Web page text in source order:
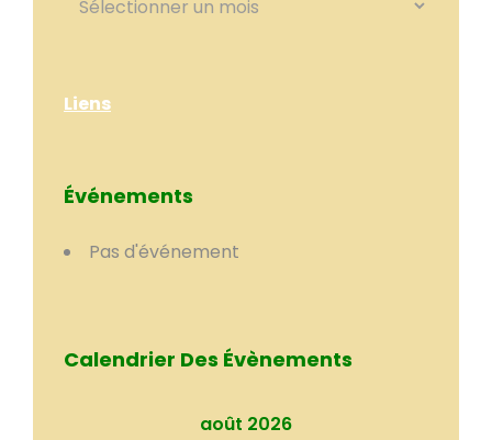
Liens
Événements
Pas d'événement
Calendrier Des Évènements
août 2026